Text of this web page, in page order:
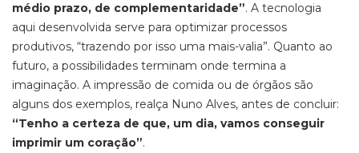
médio prazo, de complementaridade”. A tecnologia
aqui desenvolvida serve para optimizar processos
produtivos, “trazendo por isso uma mais-valia”. Quanto ao
futuro, a possibilidades terminam onde termina a
imaginação. A impressão de comida ou de órgãos são
alguns dos exemplos, realça Nuno Alves, antes de concluir:
“Tenho a certeza de que, um dia, vamos conseguir
imprimir um coração”.